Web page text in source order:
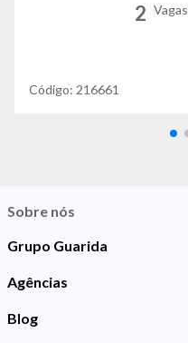
2 Vagas
Código: 216661
Sobre nós
Grupo Guarida
Agências
Blog